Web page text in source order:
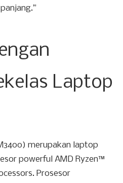
Laptop
merupakan laptop
powerful AMD Ryzen™
Prosesor